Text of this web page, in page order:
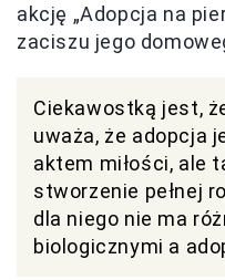
akcję „Adopcja na
zaciszu jego
Ciekawostką jest,
uważa, że adopcja
aktem miłości, ale
stworzenie pełnej
dla niego nie ma
biologicznymi a